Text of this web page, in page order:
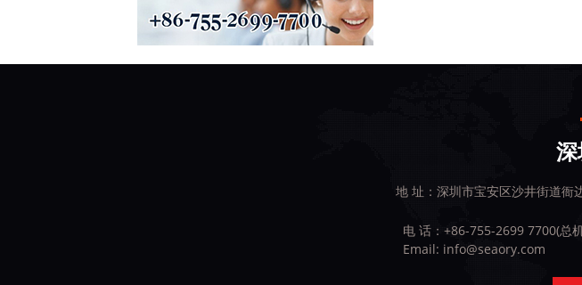
地 址：深圳市宝安区沙井街道衙
电 话：+86-755-2699 7700(总
Email: info@seaory.com